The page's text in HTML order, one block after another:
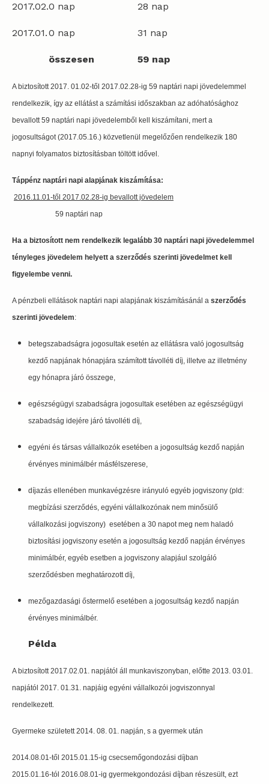
2017.02.0 nap 28 nap
2017.01.0 nap 31 nap
összesen 59 nap
A biztosított 2017. 01.02-től 2017.02.28-ig 59 naptári napi jövedelemmel
rendelkezik, így az ellátást a számítási időszakban az adóhatósághoz
bevallott 59 naptári napi jövedelemből kell kiszámítani, mert a
jogosultságot (2017.05.16.) közvetlenül megelőzően rendelkezik 180
napnyi folyamatos biztosításban töltött idővel.
Táppénz naptári napi alapjának kiszámítása:
2016.11.01-től 2017.02.28-ig bevallott jövedelem
59 naptári nap
Ha a biztosított nem rendelkezik legalább 30 naptári napi jövedelemmel
tényleges jövedelem helyett a szerződés szerinti jövedelmet kell
figyelembe venni.
A pénzbeli ellátások naptári napi alapjának kiszámításánál a szerződés
szerinti jövedelem:
betegszabadságra jogosultak esetén az ellátásra való jogosultság
kezdő napjának hónapjára számított távolléti díj, illetve az illetmény
egy hónapra járó összege,
egészségügyi szabadságra jogosultak esetében az egészségügyi
szabadság idejére járó távolléti díj,
egyéni és társas vállalkozók esetében a jogosultság kezdő napján
érvényes minimálbér másfélszerese,
díjazás ellenében munkavégzésre irányuló egyéb jogviszony (pld:
megbízási szerződés, egyéni vállalkozónak nem minősülő
vállalkozási jogviszony) esetében a 30 napot meg nem haladó
biztosítási jogviszony esetén a jogosultság kezdő napján érvényes
minimálbér, egyéb esetben a jogviszony alapjául szolgáló
szerződésben meghatározott díj,
mezőgazdasági őstermelő esetében a jogosultság kezdő napján
érvényes minimálbér.
Példa
A biztosított 2017.02.01. napjától áll munkaviszonyban, előtte 2013. 03.01.
napjától 2017. 01.31. napjáig egyéni vállalkozói jogviszonnyal
rendelkezett.
Gyermeke született 2014. 08. 01. napján, s a gyermek után
2014.08.01-től 2015.01.15-ig csecsemőgondozási díjban
2015.01.16-tól 2016.08.01-ig gyermekgondozási díjban részesült, ezt